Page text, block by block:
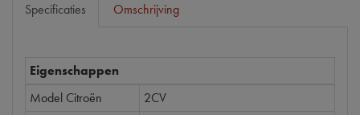
Specificaties Omschrijving
Eigenschappen
Model Citroën
2CV